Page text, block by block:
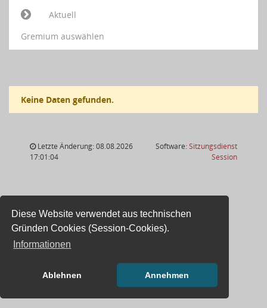
Diese Website verwendet aus technischen
Gründen Cookies (Session-Cookies).
Informationen
Ablehnen Annehmen
Aktuell
Gremium auswählen
Keine Daten gefunden.
Letzte Änderung: 08.08.2026
17:01:04
Software:Sitzungsdienst
Session(Wird in